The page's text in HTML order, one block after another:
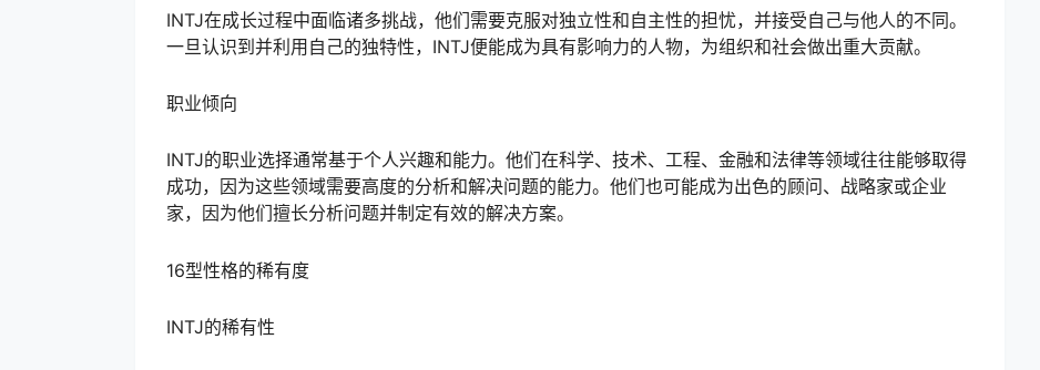
INTJ在成长过程中面临诸多挑战，他们需要克服对独立性和自主性的担忧，并接受自己与他人的不同。
一旦认识到并利用自己的独特性，INTJ便能成为具有影响力的人物，为组织和社会做出重大贡献。
职业倾向
INTJ的职业选择通常基于个人兴趣和能力。他们在科学、技术、工程、金融和法律等领域往往能够取得
成功，因为这些领域需要高度的分析和解决问题的能力。他们也可能成为出色的顾问、战略家或企业
家，因为他们擅长分析问题并制定有效的解决方案。
16型性格的稀有度
INTJ的稀有性